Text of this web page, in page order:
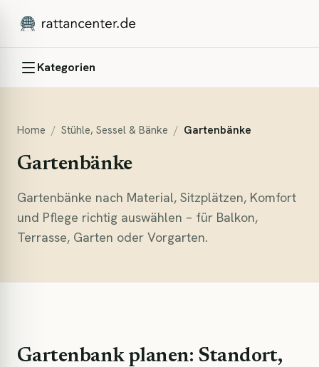
Kategorien
Home / Stühle, Sessel & Bänke / Gartenbänke
Gartenbänke
Gartenbänke nach Material, Sitzplätzen, Komfort
und Pflege richtig auswählen – für Balkon,
Terrasse, Garten oder Vorgarten.
Gartenbank planen: Standort,